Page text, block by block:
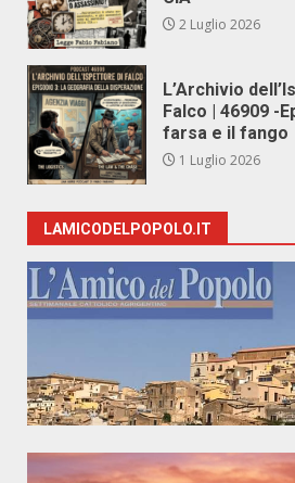
2 Luglio 2026
L’Archivio
Falco | 46909 -
farsa e il fango
1 Luglio 2026
LAMICODELPOPOLO.IT